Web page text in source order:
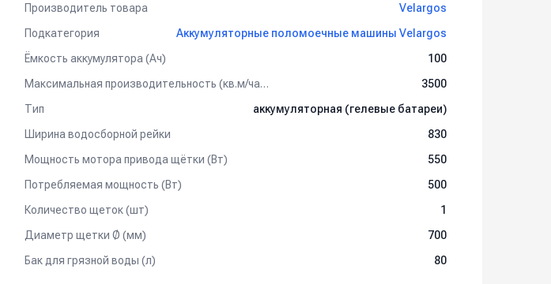
Производитель товара
Velargos
Подкатегория
Аккумуляторные поломоечные машины Velargos
Ёмкость аккумулятора (Ач)
100
Максимальная производительность (кв.м/час)
3500
Тип
аккумуляторная (гелевые батареи)
Ширина водосборной рейки
830
Мощность мотора привода щётки (Вт)
550
Потребляемая мощность (Вт)
500
Количество щеток (шт)
1
Диаметр щетки Ø (мм)
700
Бак для грязной воды (л) 80